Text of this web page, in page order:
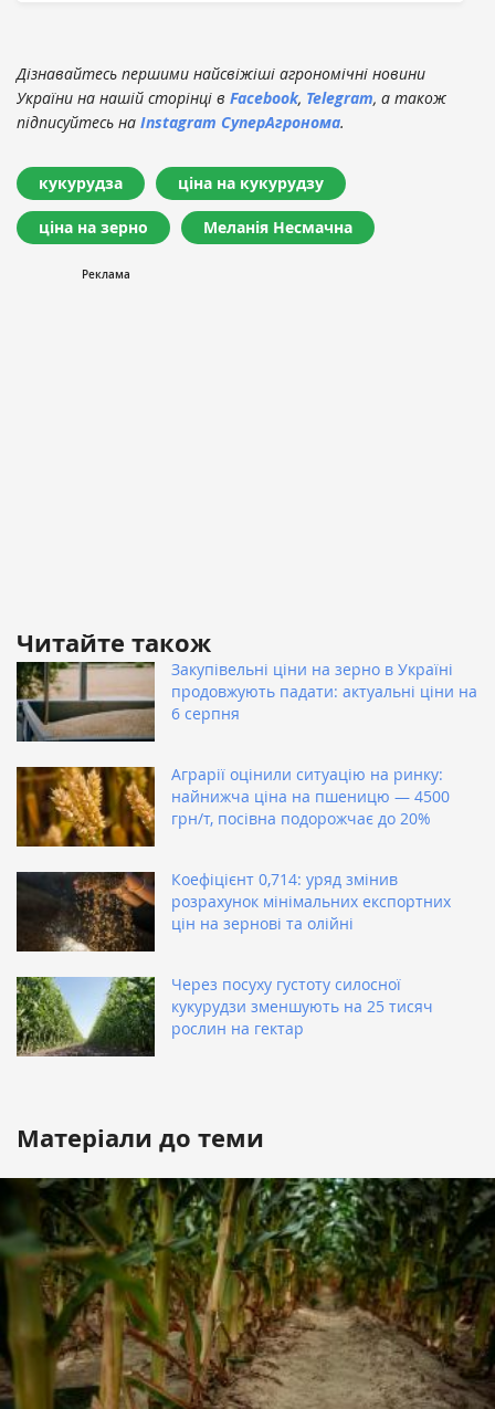
Дізнавайтесь першими найсвіжіші агрономічні новини
України на нашій сторінці в Facebook, Telegram, а також
підписуйтесь на Instagram СуперАгронома.
кукурудза ціна на кукурудзу
ціна на зерно Меланія Несмачна
Читайте також
Закупівельні ціни на зерно в Україні
продовжують падати: актуальні ціни на
6 серпня
Аграрії оцінили ситуацію на ринку:
найнижча ціна на пшеницю — 4500
грн/т, посівна подорожчає до 20%
Коефіцієнт 0,714: уряд змінив
розрахунок мінімальних експортних
цін на зернові та олійні
Через посуху густоту силосної
кукурудзи зменшують на 25 тисяч
рослин на гектар
Матеріали до теми